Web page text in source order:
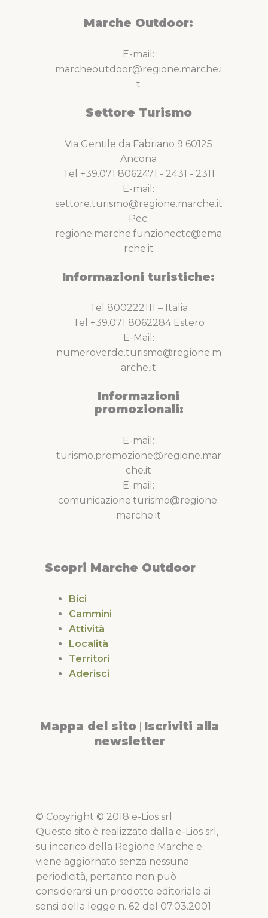
Marche Outdoor:
E-mail:
marcheoutdoor@regione.marche.i
t
Settore Turismo
Via Gentile da Fabriano 9 60125
Ancona
Tel +39.071 8062471 - 2431 - 2311
E-mail:
settore.turismo@regione.marche.it
Pec:
regione.marche.funzionectc@ema
rche.it
Informazioni turistiche:
Tel 800222111 – Italia
Tel +39.071 8062284 Estero
E-Mail:
numeroverde.turismo@regione.m
arche.it
Informazioni
promozionali:
E-mail:
turismo.promozione@regione.mar
che.it
E-mail:
comunicazione.turismo@regione.
marche.it
Scopri Marche Outdoor
Bici
Cammini
Attività
Località
Territori
Aderisci
Mappa del sito Iscriviti alla
newsletter
© Copyright © 2018 e-Lios srl.
Questo sito è realizzato dalla e-Lios srl,
su incarico della Regione Marche e
viene aggiornato senza nessuna
periodicità, pertanto non può
considerarsi un prodotto editoriale ai
sensi della legge n. 62 del 07.03.2001